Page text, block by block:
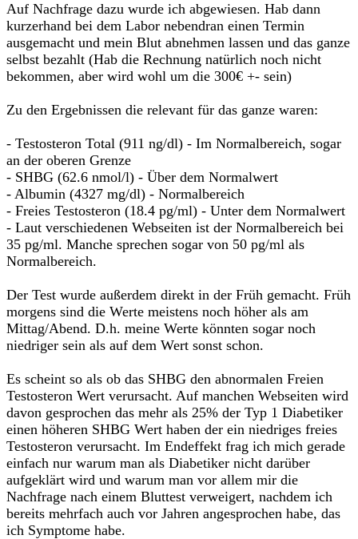
Auf Nachfrage dazu wurde ich abgewiesen. Hab dann
kurzerhand bei dem Labor nebendran einen Termin
ausgemacht und mein Blut abnehmen lassen und das ganze
selbst bezahlt (Hab die Rechnung natürlich noch nicht
bekommen, aber wird wohl um die 300€ +- sein)
Zu den Ergebnissen die relevant für das ganze waren:
- Testosteron Total (911 ng/dl) - Im Normalbereich, sogar
an der oberen Grenze
- SHBG (62.6 nmol/l) - Über dem Normalwert
- Albumin (4327 mg/dl) - Normalbereich
- Freies Testosteron (18.4 pg/ml) - Unter dem Normalwert
- Laut verschiedenen Webseiten ist der Normalbereich bei
35 pg/ml. Manche sprechen sogar von 50 pg/ml als
Normalbereich.
Der Test wurde außerdem direkt in der Früh gemacht. Früh
morgens sind die Werte meistens noch höher als am
Mittag/Abend. D.h. meine Werte könnten sogar noch
niedriger sein als auf dem Wert sonst schon.
Es scheint so als ob das SHBG den abnormalen Freien
Testosteron Wert verursacht. Auf manchen Webseiten wird
davon gesprochen das mehr als 25% der Typ 1 Diabetiker
einen höheren SHBG Wert haben der ein niedriges freies
Testosteron verursacht. Im Endeffekt frag ich mich gerade
einfach nur warum man als Diabetiker nicht darüber
aufgeklärt wird und warum man vor allem mir die
Nachfrage nach einem Bluttest verweigert, nachdem ich
bereits mehrfach auch vor Jahren angesprochen habe, das
ich Symptome habe.